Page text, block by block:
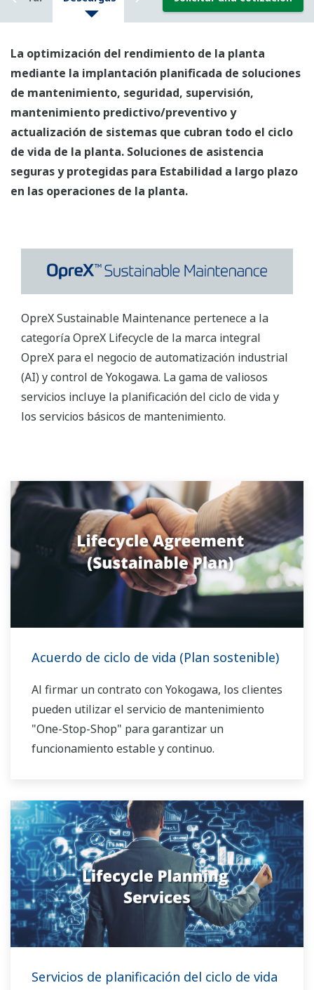
La optimización del rendimiento de la planta
mediante la implantación planificada de soluciones
de mantenimiento, seguridad, supervisión,
mantenimiento predictivo/preventivo y
actualización de sistemas que cubran todo el ciclo
de vida de la planta. Soluciones de asistencia
seguras y protegidas para Estabilidad a largo plazo
en las operaciones de la planta.
OpreX Sustainable Maintenance pertenece a la
categoría OpreX Lifecycle de la marca integral
OpreX para el negocio de automatización industrial
(AI) y control de Yokogawa. La gama de valiosos
servicios incluye la planificación del ciclo de vida y
los servicios básicos de mantenimiento.
Acuerdo de ciclo de vida (Plan sostenible)
Al firmar un contrato con Yokogawa, los clientes
pueden utilizar el servicio de mantenimiento
"One-Stop-Shop" para garantizar un
funcionamiento estable y continuo.
Servicios de planificación del ciclo de vida